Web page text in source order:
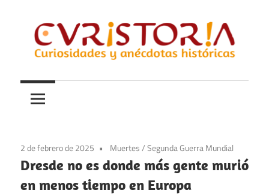
contenido
Curistoria
y
anécdotas
historia
2 de febrero de 2025 Muertes/Segunda Guerra Mundial
Dresde no es donde más gente murió
en menos tiempo en Europa